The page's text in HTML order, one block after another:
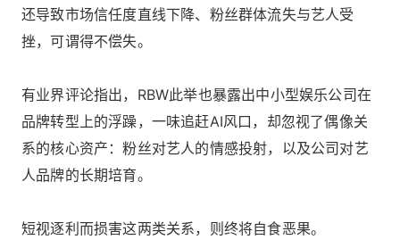
还导致市场信任度直线下降、粉丝群体流失与艺人受
挫，可谓得不偿失。
有业界评论指出，RBW此举也暴露出中小型娱乐公司在
品牌转型上的浮躁，一味追赶AI风口，却忽视了偶像关
系的核心资产：粉丝对艺人的情感投射，以及公司对艺
人品牌的长期培育。
短视逐利而损害这两类关系，则终将自食恶果。